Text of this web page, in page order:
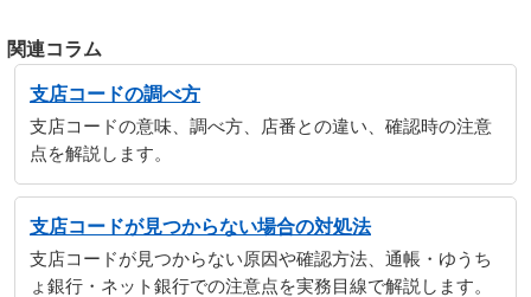
関連コラム
支店コードの調べ方
支店コードの意味、調べ方、店番との違い、確認時の注意
点を解説します。
支店コードが見つからない場合の対処法
支店コードが見つからない原因や確認方法、通帳・ゆうち
ょ銀行・ネット銀行での注意点を実務目線で解説します。